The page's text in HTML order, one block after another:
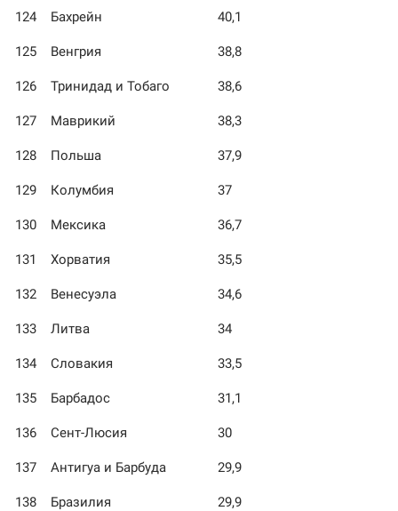
124 Бахрейн 40,1
125 Венгрия 38,8
126 Тринидад и Тобаго 38,6
127 Маврикий 38,3
128 Польша 37,9
129 Колумбия 37
130 Мексика 36,7
131 Хорватия 35,5
132 Венесуэла 34,6
133 Литва 34
134 Словакия 33,5
135 Барбадос 31,1
136 Сент-Люсия 30
137 Антигуа и Барбуда 29,9
138 Бразилия 29,9